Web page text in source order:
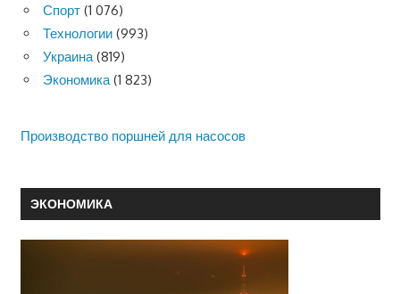
Спорт (1 076)
Технологии (993)
Украина(819)
Экономика(1 823)
Производство поршней для насосов
ЭКОНОМИКА